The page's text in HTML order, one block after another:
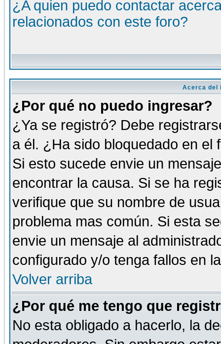
¿A quien puedo contactar
relacionados con este foro?
Acerca del
¿Por qué no puedo ingresar?
¿Ya se registró? Debe
a él. ¿Ha sido bloquedado en
Si esto sucede envie un
encontrar la causa. Si se ha
verifique que su nombre de
problema mas común. Si esta
envie un mensaje al
configurado y/o tenga fallos en
Volver arriba
¿Por qué me tengo que
No esta obligado a hacerlo, la